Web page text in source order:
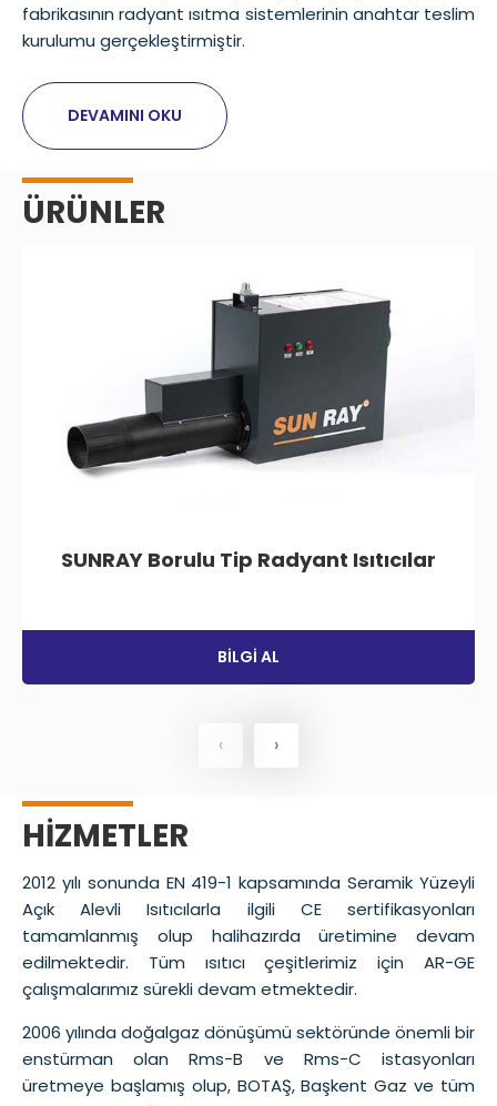
fabrikasının radyant ısıtma sistemlerinin anahtar teslim
kurulumu gerçekleştirmiştir.
DEVAMINI OKU
ÜRÜNLER
SUNRAY Borulu Tip Radyant Isıtıcılar
BİLGİ AL
‹ ›
HİZMETLER
2012 yılı sonunda EN 419-1 kapsamında Seramik Yüzeyli
Açık Alevli Isıtıcılarla ilgili CE sertifikasyonları
tamamlanmış olup halihazırda üretimine devam
edilmektedir. Tüm ısıtıcı çeşitlerimiz için AR-GE
çalışmalarımız sürekli devam etmektedir.
2006 yılında doğalgaz dönüşümü sektöründe önemli bir
enstürman olan Rms-B ve Rms-C istasyonları
üretmeye başlamış olup, BOTAŞ, Başkent Gaz ve tüm
LPG-CNG-LNG Tank Hizmetleri